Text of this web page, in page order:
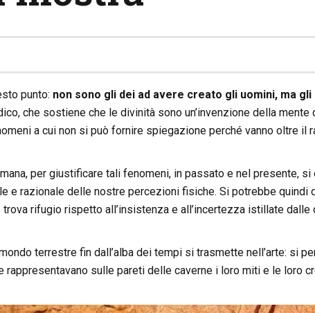
punto: non sono gli dei ad avere creato gli uomini, ma
che sostiene che le divinità sono un’invenzione della mente
a cui non si può fornire spiegazione perché vanno oltre il
per giustificare tali fenomeni, in passato e nel presente,
e razionale delle nostre percezioni fisiche. Si potrebbe quindi
rifugio rispetto all’insistenza e all’incertezza istillate
terrestre fin dall’alba dei tempi si trasmette nell’arte: si
rappresentavano sulle pareti delle caverne i loro miti e le loro